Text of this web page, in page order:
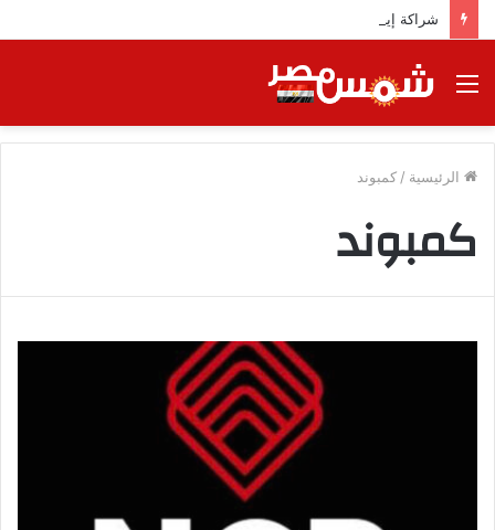
شراكة إيجي تاورز مع بلدينا.. قيمة مضافة تعزز نجاح المشروعات
القائمة
الرئيسية / كمبوند
كمبوند